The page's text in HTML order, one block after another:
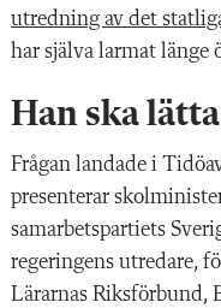
utredning av det
har själva larmat länge
Han ska
Frågan landade i
presenterar
samarbetspartiets
regeringens utredare,
Lärarnas Riksförbund,